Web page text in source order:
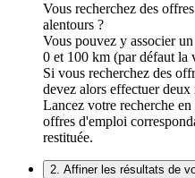
Vous recherchez des
alentours ?
Vous pouvez y associer
0 et 100 km (par défaut la
Si vous recherchez des
devez alors effectuer deux
Lancez votre recherche
offres d'emploi
restituée.
2. Affiner les résultats de